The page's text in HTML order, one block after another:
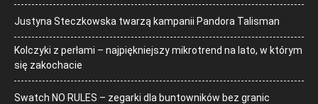
Justyna Steczkowska twarzą kampanii Pandora Talisman
Kolczyki z perłami – najpiękniejszy mikrotrend na lato, w którym
się zakochacie
Swatch NO RULES – zegarki dla buntowników bez granic